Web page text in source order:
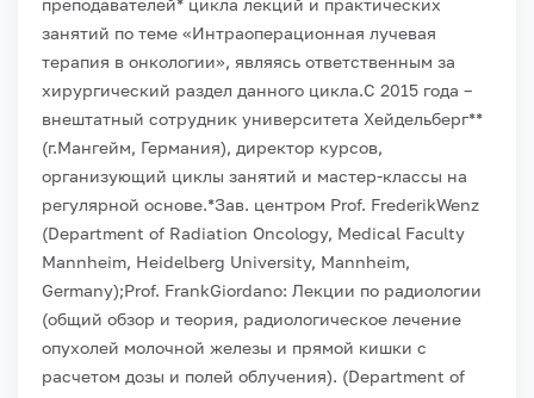
преподавателей* цикла лекций и практических
занятий по теме «Интраоперационная лучевая
терапия в онкологии», являясь ответственным за
хирургический раздел данного цикла.С 2015 года –
внештатный сотрудник университета Хейдельберг**
(г.Мангейм, Германия), директор курсов,
организующий циклы занятий и мастер-классы на
регулярной основе.*Зав. центром Prof. FrederikWenz
(Department of Radiation Oncology, Medical Faculty
Mannheim, Heidelberg University, Mannheim,
Germany);Prof. FrankGiordano: Лекции по радиологии
(общий обзор и теория, радиологическое лечение
опухолей молочной железы и прямой кишки с
расчетом дозы и полей облучения). (Department of